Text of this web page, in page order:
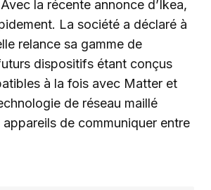
la récente annonce d’Ikea,
La société a déclaré à
relance sa gamme de
dispositifs étant conçus
à la fois avec Matter et
de réseau maillé
de communiquer entre